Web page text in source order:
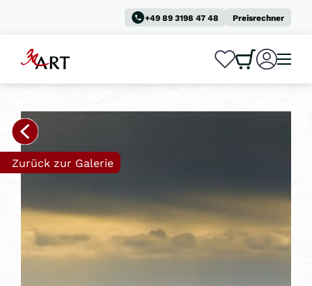
+49 89 3198 47 48 Preisrechner
0
Zurück zur Galerie